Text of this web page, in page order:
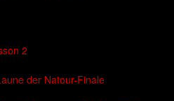
2
der Natour-Finale